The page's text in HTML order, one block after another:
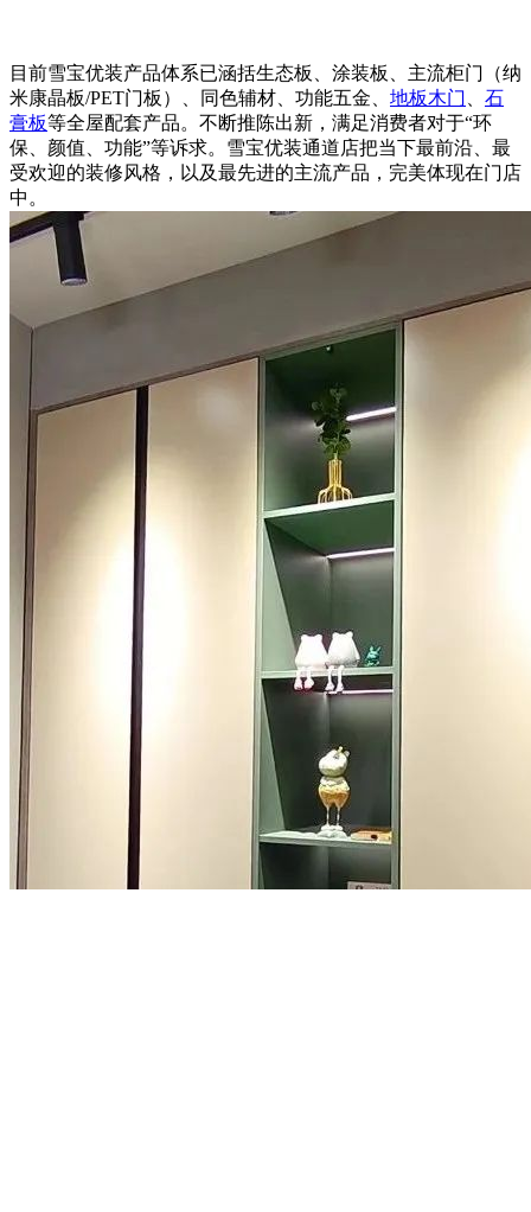
目前雪宝优装产品体系已涵括生态板、涂装板、主流柜门（纳
米康晶板/PET门板）、同色辅材、功能五金、 地板木门
石
膏板等全屋配套产品。不断推陈出新，满足消费者对于“环
保、颜值、功能”等诉求。雪宝优装通道店把当下最前沿、最
受欢迎的装修风格，以及最先进的主流产品，完美体现在门店
中。